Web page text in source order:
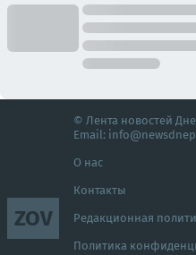
ZOV
© Лента новостей
Email:
О нас
Контакты
Редакционная
Политика